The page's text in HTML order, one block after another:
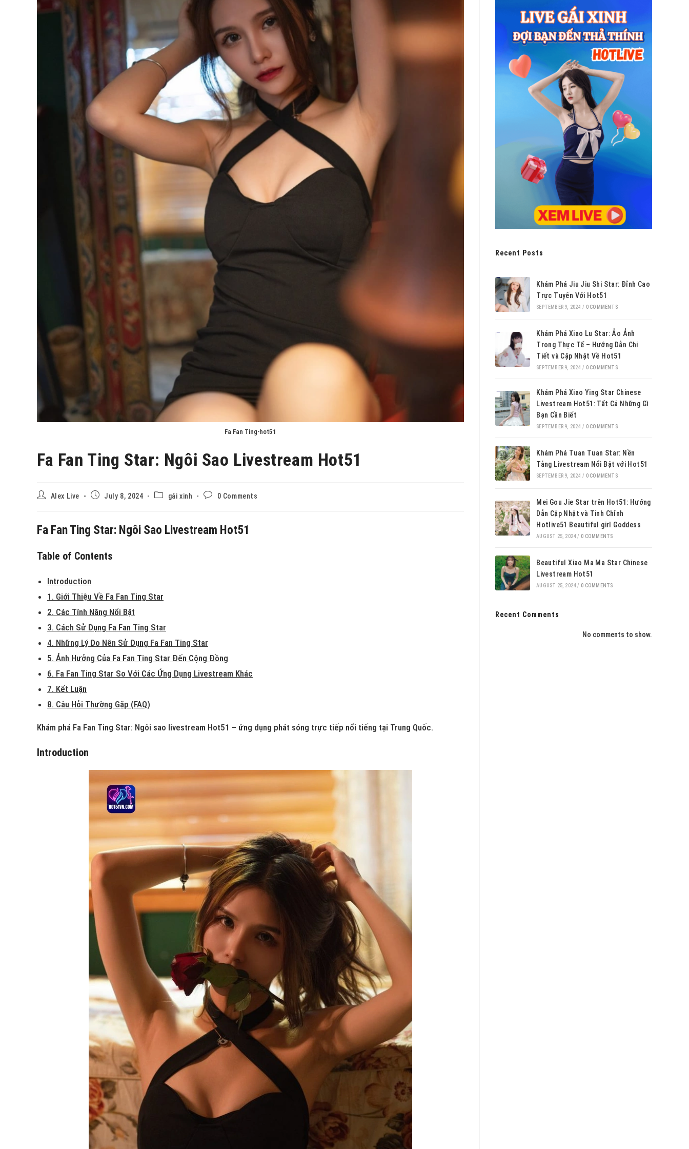
Fa Fan Ting-hot51
Fa Fan Ting Star: Ngôi Sao Livestream Hot51
Alex Live July 8, 2024 gái xinh 0 Comments
Fa Fan Ting Star: Ngôi Sao Livestream Hot51
Table of Contents
Introduction
1. Giới Thiệu Về Fa Fan Ting Star
2. Các Tính Năng Nổi Bật
3. Cách Sử Dụng Fa Fan Ting Star
4. Những Lý Do Nên Sử Dụng Fa Fan Ting Star
5. Ảnh Hưởng Của Fa Fan Ting Star Đến Cộng Đồng
6. Fa Fan Ting Star So Với Các Ứng Dụng Livestream Khác
7. Kết Luận
8. Câu Hỏi Thường Gặp (FAQ)
Khám phá Fa Fan Ting Star: Ngôi sao livestream Hot51 – ứng dụng phát sóng trực tiếp nổi tiếng tại Trung Quốc.
Introduction
Recent Posts
Khám Phá Jiu Jiu Shi Star: Đỉnh Cao
Trực Tuyến Với Hot51
SEPTEMBER 9, 2024 / 0 COMMENTS
Khám Phá Xiao Lu Star: Ảo Ảnh
Trong Thực Tế – Hướng Dẫn Chi
Tiết và Cập Nhật Về Hot51
SEPTEMBER 9, 2024 / 0 COMMENTS
Khám Phá Xiao Ying Star Chinese
Livestream Hot51: Tất Cả Những Gì
Bạn Cần Biết
SEPTEMBER 9, 2024 / 0 COMMENTS
Khám Phá Tuan Tuan Star: Nền
Tảng Livestream Nổi Bật với Hot51
SEPTEMBER 9, 2024 / 0 COMMENTS
Mei Gou Jie Star trên Hot51: Hướng
Dẫn Cập Nhật và Tinh Chỉnh
Hotlive51 Beautiful girl Goddess
AUGUST 25, 2024 / 0 COMMENTS
Beautiful Xiao Ma Ma Star Chinese
Livestream Hot51
AUGUST 25, 2024 / 0 COMMENTS
Recent Comments
No comments to show.